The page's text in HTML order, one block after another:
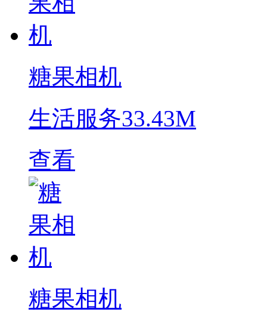
糖果相机
生活服务33.43M
查看
糖果相机